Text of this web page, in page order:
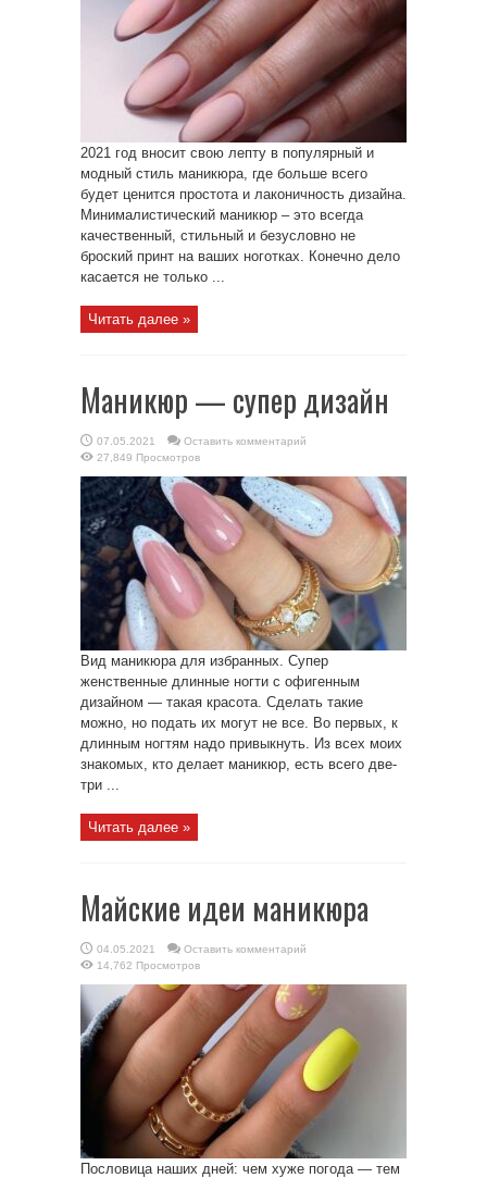
2021 год вносит свою лепту в популярный и
модный стиль маникюра, где больше всего
будет ценится простота и лаконичность дизайна.
Минималистический маникюр – это всегда
качественный, стильный и безусловно не
броский принт на ваших ноготках. Конечно дело
касается не только ...
Читать далее »
Маникюр — супер дизайн
07.05.2021
Оставить комментарий
27,849 Просмотров
Вид маникюра для избранных. Супер
женственные длинные ногти с офигенным
дизайном — такая красота. Сделать такие
можно, но подать их могут не все. Во первых, к
длинным ногтям надо привыкнуть. Из всех моих
знакомых, кто делает маникюр, есть всего две-
три ...
Читать далее »
Майские идеи маникюра
04.05.2021
Оставить комментарий
14,762 Просмотров
Пословица наших дней: чем хуже погода — тем